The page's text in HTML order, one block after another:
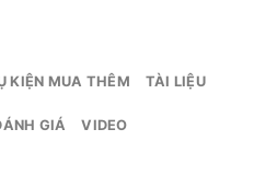
KIỆN MUA THÊM TÀI LIỆU
GIÁ VIDEO